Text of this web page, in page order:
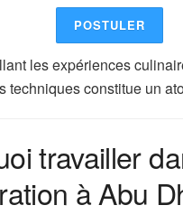
POSTULER
les expériences
techniques constitue un
travailler
à Abu